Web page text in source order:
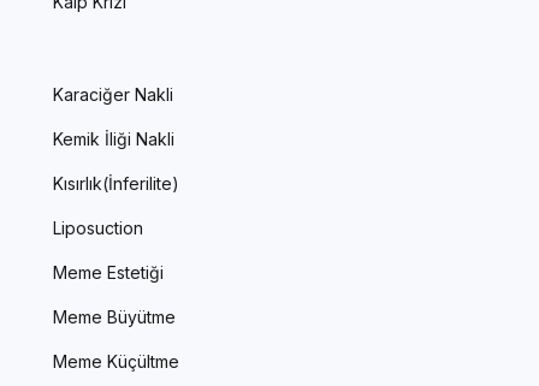
Karaciğer Nakli
Kemik İliği Nakli
Kısırlık(İnferilite)
Liposuction
Meme Estetiği
Meme Büyütme
Meme Küçültme